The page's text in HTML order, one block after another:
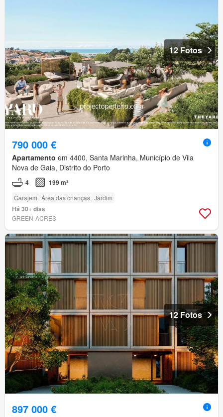
12 Fotos
790 000 €
Apartamento em 4400, Santa Marinha, Município de Vila
Nova de Gaia, Distrito do Porto
4 199 m²
Garajem Área das crianças Jardim
Há 30+ dias
GREEN-ACRES
12 Fotos
897 000 €